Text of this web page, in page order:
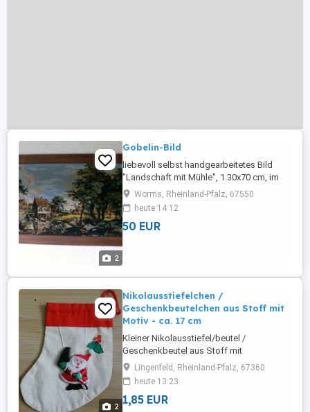
2
Gobelin-Bild
liebevoll selbst handgearbeitetes Bild
"Landschaft mit Mühle", 1.30x70 cm, im
Eichenrahmen - wegen Umzug keine
Verwendungsmöglichkeit mehr
Worms, Rheinland-Pfalz, 67550
heute 14:12
50 EUR
2
Nikolausstiefelchen /
Geschenkbeutelchen aus Stoff mit
Motiv - ca. 17 cm
Kleiner Nikolausstiefel/beutel /
Geschenkbeutel aus Stoff mit
aufgeklebten Nikolausmotiv. Das
Beutelchen - ca. 17 cm hoch / 12 cm breit
ist aus einem naturfarbenen
Baumwollstoff mit roter Einfassung und
Lingenfeld, Rheinland-Pfalz, 67360
heute 13:23
1,85 EUR